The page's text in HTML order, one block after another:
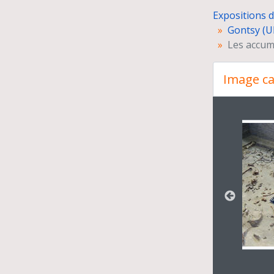
Le
Expositions
Gontsy
Les
Image